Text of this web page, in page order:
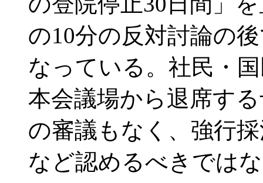
の10分の反対討論の
なっている。社民・
本会議場から退席す
の審議もなく、強行
など認めるべきでは